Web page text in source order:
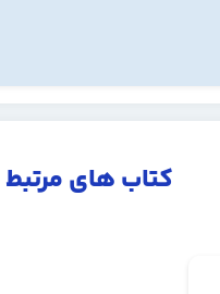
کتاب های مرتبط